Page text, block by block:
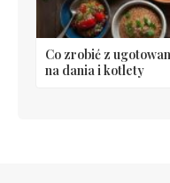
Co zrobić z
na dania i kotlety